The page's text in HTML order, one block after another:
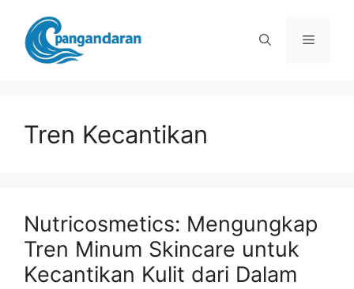
Menu
Tren Kecantikan
Nutricosmetics: Mengungkap
Tren Minum Skincare untuk
Kecantikan Kulit dari Dalam